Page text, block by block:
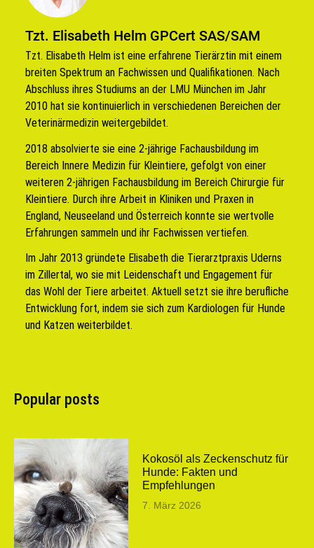
Tzt. Elisabeth Helm GPCert SAS/SAM
Tzt. Elisabeth Helm ist eine erfahrene Tierärztin mit einem
breiten Spektrum an Fachwissen und Qualifikationen. Nach
Abschluss ihres Studiums an der LMU München im Jahr
2010 hat sie kontinuierlich in verschiedenen Bereichen der
Veterinärmedizin weitergebildet.
2018 absolvierte sie eine 2-jährige Fachausbildung im
Bereich Innere Medizin für Kleintiere, gefolgt von einer
weiteren 2-jährigen Fachausbildung im Bereich Chirurgie für
Kleintiere. Durch ihre Arbeit in Kliniken und Praxen in
England, Neuseeland und Österreich konnte sie wertvolle
Erfahrungen sammeln und ihr Fachwissen vertiefen.
Im Jahr 2013 gründete Elisabeth die Tierarztpraxis Uderns
im Zillertal, wo sie mit Leidenschaft und Engagement für
das Wohl der Tiere arbeitet. Aktuell setzt sie ihre berufliche
Entwicklung fort, indem sie sich zum Kardiologen für Hunde
und Katzen weiterbildet.
Popular posts
Kokosöl als Zeckenschutz für
Hunde: Fakten und
Empfehlungen
7. März 2026